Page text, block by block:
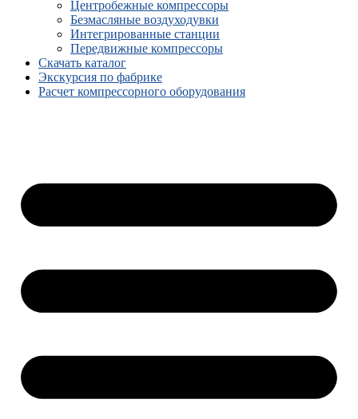
Центробежные компрессоры
Безмасляные воздуходувки
Интегрированные станции
Передвижные компрессоры
Скачать каталог
Экскурсия по фабрике
Расчет компрессорного оборудования